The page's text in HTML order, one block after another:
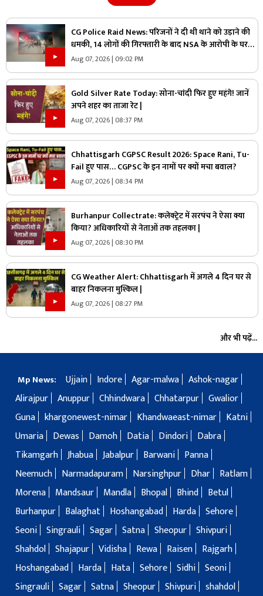
CG Police Raid News: परिजनों ने दी थी थाने को उड़ाने की
धमकी, 14 लोगों की गिरफ्तारी के बाद NSA के आरोपी के घर
पुलिस ने मारा छापा, जांच में मिली ये चौंकाने वाली चीज
Aug 07, 2026 | 09:02 PM
Gold Silver Rate Today: सोना-चांदी फिर हुए महंगे! जानें
अपने शहर का ताजा रेट |
Aug 07, 2026 | 08:37 PM
Chhattisgarh CGPSC Result 2026: Space Rani, Tu-
Fail हुए पास… CGPSC के इन नामों पर क्यों मचा बवाल?
Aug 07, 2026 | 08:34 PM
Burhanpur Collectrate: कलेक्ट्रेट में सरपंच ने ऐसा क्या
किया? अधिकारियों से नेताओं तक तहलका |
Aug 07, 2026 | 08:30 PM
CG Weather Alert: Chhattisgarh में अगले 4 दिन घर से
बाहर निकलना मुश्किल |
Aug 07, 2026 | 08:27 PM
और भी पढ़ें...
Mp News: Ujjain Indore Agar-malwa Ashok-nagar
Alirajpur Anuppur Chhindwara Chhatarpur Gwalior
Guna khargonewest-nimar Khandwaeast-nimar
Katni
Umaria
Dewas Damoh Datia Dindori
Dabra
Tikamgarh Jhabua Jabalpur Barwani
Panna
Neemuch
Narmadapuram Narsinghpur Dhar
Ratlam
Morena
Mandsaur Mandla Bhopal Bhind
Betul
Burhanpur
Balaghat Hoshangabad Harda Sehore
Seoni Singrauli Sagar Satna Sheopur Shivpuri
Shahdol Shajapur Vidisha Rewa Raisen
Rajgarh
Hoshangabad
Harda Hata Sehore Sidhi Seoni
Singrauli Sagar Satna Sheopur Shivpuri shahdol